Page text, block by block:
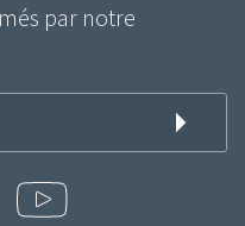
par notre